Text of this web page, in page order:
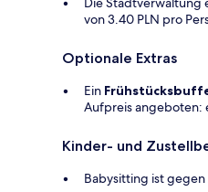
von 3.40 PLN pro
Optionale Extras
Ein
Aufpreis angeboten:
Kinder- und
Babysitting ist